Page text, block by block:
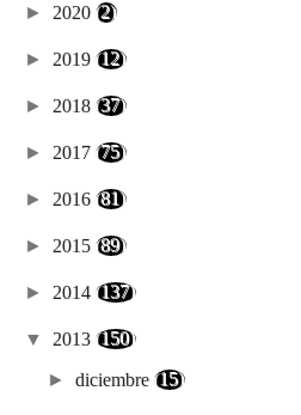
► 2020 (2)
► 2019 (12)
► 2018 (37)
► 2017 (75)
► 2016 (81)
► 2015 (89)
► 2014 (137)
▼ 2013 (150)
►diciembre (15)